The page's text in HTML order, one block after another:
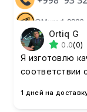
Ortiq G
0.0(0)
Я изготовлю
соответствии
1 дней на